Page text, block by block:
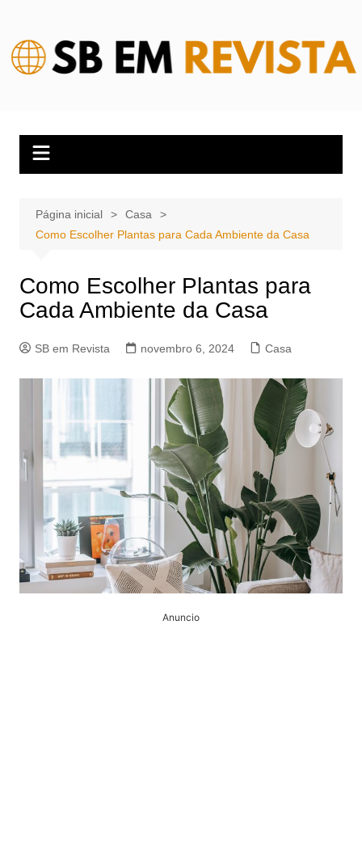
conteúdo
Página inicial
Casa
Como Escolher Plantas para Cada Ambiente da Casa
Como Escolher Plantas para
Cada Ambiente da Casa
SB em Revista novembro 6, 2024 Casa
Anuncio